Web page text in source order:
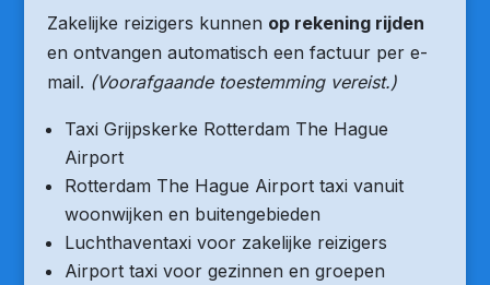
Zakelijke reizigers kunnen op rekening rijden
en ontvangen automatisch een factuur per e-
mail. (Voorafgaande toestemming vereist.)
Taxi Grijpskerke Rotterdam The Hague
Airport
Rotterdam The Hague Airport taxi vanuit
woonwijken en buitengebieden
Luchthaventaxi voor zakelijke reizigers
Airport taxi voor gezinnen en groepen